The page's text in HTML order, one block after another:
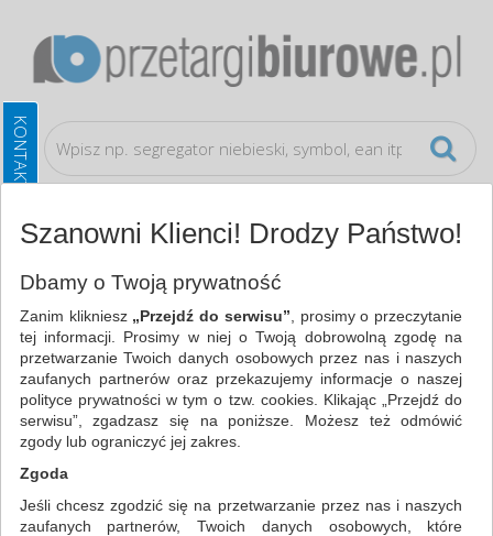
Artykuły higieniczne i dozowniki
papierowe i dozowniki
WSZYSTKIE KATEGORIE
NAJCHĘTNIEJ WYBIERANE
ARTYKUŁY HIGIENICZNE I DOZOWNIKI
RĘCZNIKI PAPIEROWE I DOZOWNIKI (4)
Szanowni Klienci! Drodzy Państwo!
Dbamy o Twoją prywatność
Zanim klikniesz „Przejdź do serwisu” , prosimy o przeczytanie
tej informacji. Prosimy w niej o Twoją dobrowolną zgodę na
przetwarzanie Twoich danych osobowych przez nas i naszych
zaufanych partnerów oraz przekazujemy informacje o naszej
polityce prywatności w tym o tzw. cookies. Klikając „Przejdź do
serwisu”, zgadzasz się na poniższe. Możesz też odmówić
zgody lub ograniczyć jej zakres.
Zgoda
Jeśli chcesz zgodzić się na przetwarzanie przez nas i naszych
zaufanych partnerów, Twoich danych osobowych, które